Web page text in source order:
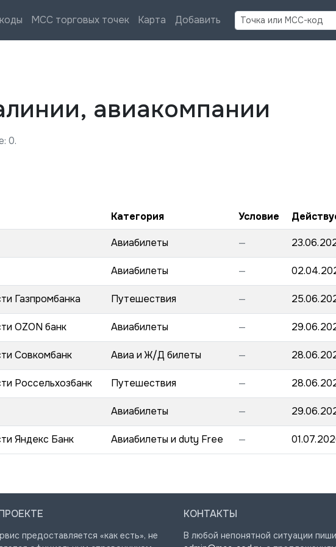
MCC торговых точек Карта Добавить Найти
авиакомпании
0.
Категория Условие
Авиабилеты —
Авиабилеты —
Газпромбанка Путешествия —
OZON банк Авиабилеты —
Совкомбанк Авиа и Ж/Д билеты —
Россельхозбанк Путешествия —
Авиабилеты —
Яндекс Банк Авиабилеты и duty Free —
предоставляется «как есть», не
КОНТАКТЫ
В любой непонятной ситуации